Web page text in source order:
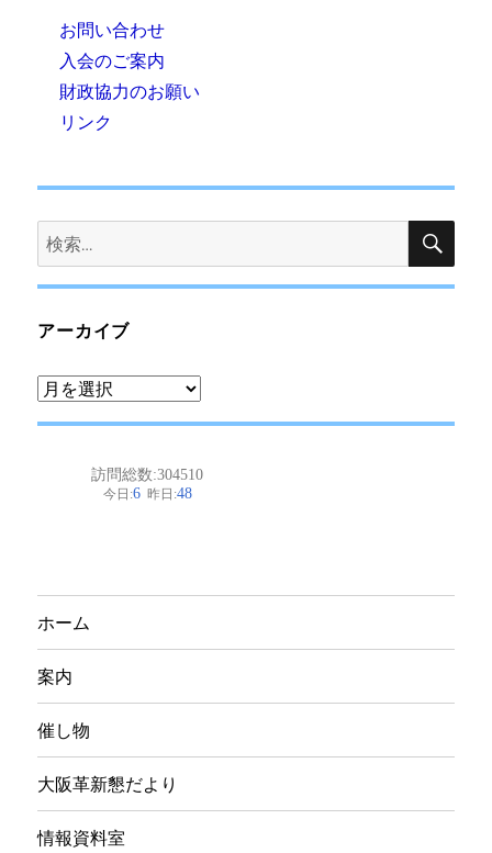
お問い合わせ
入会のご案内
財政協力のお願い
リンク
検
索:
検
アーカイブ
ア
ー
ホーム
案内
催し物
大阪革新懇だより
情報資料室